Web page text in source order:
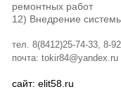
ремонтных работ
12) Внедрение
тел. 8(8412)25-74-33, 8-
почта: tokir84@yandex.ru
сайт: elit58.ru